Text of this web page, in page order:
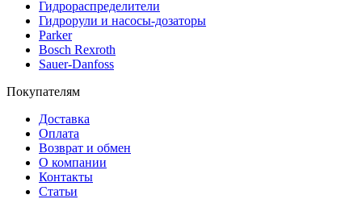
Гидрораспределители
Гидрорули и насосы-дозаторы
Parker
Bosch Rexroth
Sauer-Danfoss
Покупателям
Доставка
Оплата
Возврат и обмен
О компании
Контакты
Статьи